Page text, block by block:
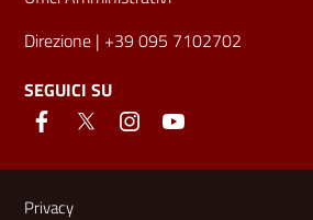
Direzione | +39 095 7102702
SEGUICI SU
Link e informazioni utili
Privacy